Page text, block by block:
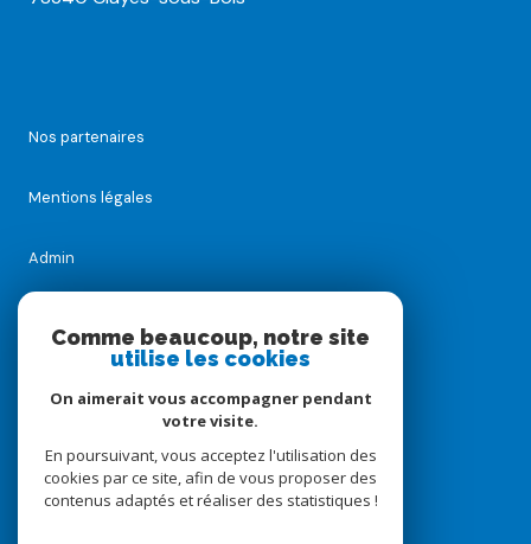
Nos partenaires
Mentions légales
Admin
Comme beaucoup, notre site
utilise les cookies
On aimerait vous accompagner pendant
votre visite.
En poursuivant, vous acceptez l'utilisation des
cookies par ce site, afin de vous proposer des
contenus adaptés et réaliser des statistiques !